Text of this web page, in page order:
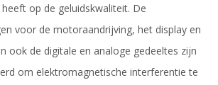
op de geluidskwaliteit. De
voor de motoraandrijving, het display en
ook de digitale en analoge gedeeltes zijn
om elektromagnetische interferentie te